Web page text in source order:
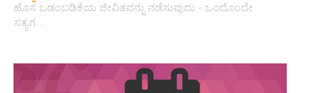
ಹೊಸ ಒಡಂಬಡಿಕೆಯ ಜೀವಿತವನ್ನು ನಡೆಸುವುದು - ಒಂದೊಂದೇ
ಸತ್ಯಗ…